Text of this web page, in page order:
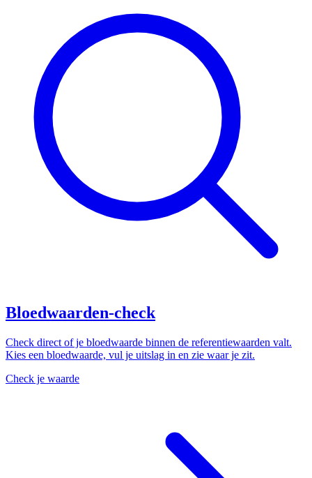
Bloedwaarden-check
Check direct of je bloedwaarde binnen de referentiewaarden valt.
Kies een bloedwaarde, vul je uitslag in en zie waar je zit.
Check je waarde